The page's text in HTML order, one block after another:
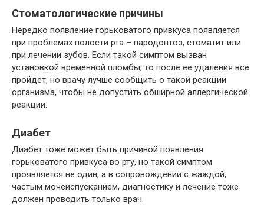
Стоматологические причины
Нередко появление горьковатого привкуса появляется
при проблемах полости рта – пародонтоз, стоматит или
при лечении зубов. Если такой симптом вызван
установкой временной пломбы, то после ее удаления все
пройдет, но врачу лучше сообщить о такой реакции
организма, чтобы не допустить обширной аллергической
реакции.
Диабет
Диабет тоже может быть причиной появления
горьковатого привкуса во рту, но такой симптом
проявляется не один, а в сопровождении с жаждой,
частым мочеиспусканием, диагностику и лечение тоже
должен проводить только врач.